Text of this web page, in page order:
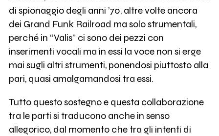
di spionaggio degli anni ’70, altre volte ancora
dei Grand Funk Railroad ma solo strumentali,
perché in “Valis” ci sono dei pezzi con
inserimenti vocali ma in essi la voce non si erge
mai sugli altri strumenti, ponendosi piuttosto alla
pari, quasi amalgamandosi tra essi.
Tutto questo sostegno e questa collaborazione
tra le parti si traducono anche in senso
allegorico, dal momento che tra gli intenti di